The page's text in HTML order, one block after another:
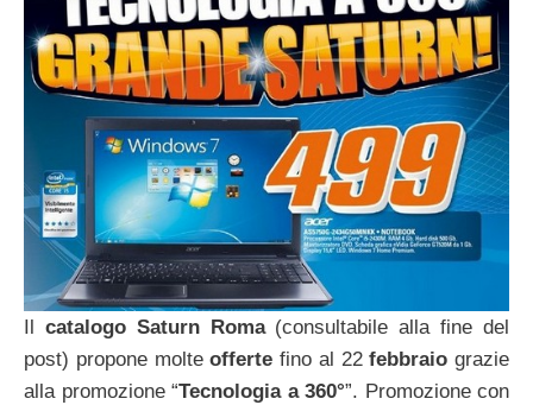
catalogo Saturn Roma(consultabile alla fine del
post) propone molteofferte fino al 22febbraio grazie
alla promozione “Tecnologia a 360°”. Promozione con